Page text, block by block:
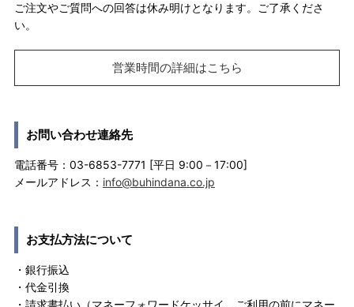
ご注文やご質問への回答は休み明けとなります。ご了承くださ
い。
営業時間の詳細はこちら
お問い合わせ連絡先
電話番号：03-6853-7771 [平日 9:00－17:00]
メールアドレス： info@buhindana.co.jp
お支払方法について
・銀行振込
・代金引換
・請求書払い（マネーフォワードケッサイ。ご利用の前にマネー